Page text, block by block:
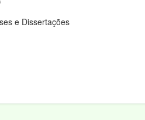
e Dissertações